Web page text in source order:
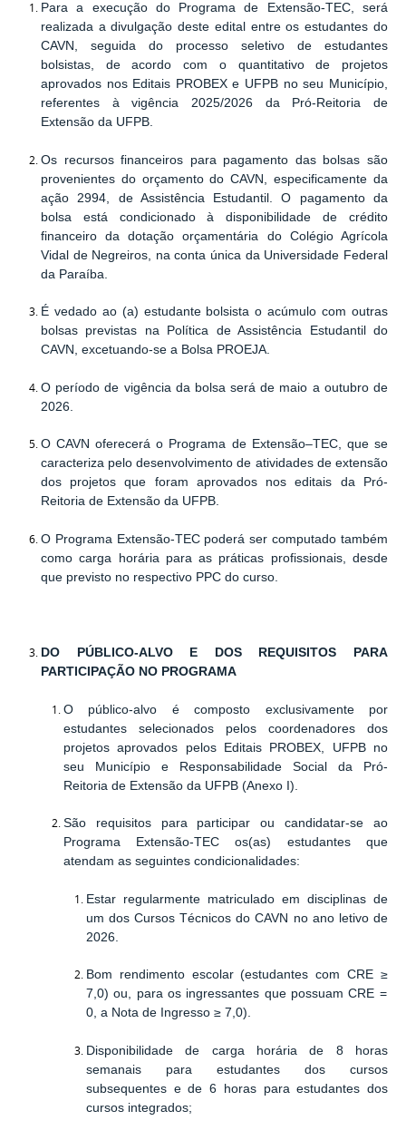
Para a execução do Programa de Extensão-TEC, será
realizada a divulgação deste edital entre os estudantes do
CAVN, seguida do processo seletivo de estudantes
bolsistas, de acordo com o quantitativo de projetos
aprovados nos Editais PROBEX e UFPB no seu Município,
referentes à vigência 2025/2026 daPró-Reitoria de
Extensão da UFPB.
Os recursos financeiros para pagamento das bolsas são
provenientes do orçamento do CAVN, especificamente da
ação 2994, de Assistência Estudantil. O pagamento da
bolsa está condicionado à disponibilidade de crédito
financeiro da dotação orçamentária do Colégio Agrícola
Vidal de Negreiros, na conta única da Universidade Federal
da Paraíba.
É vedado ao (a) estudante bolsista o acúmulo com outras
bolsas previstas na Política de Assistência Estudantil do
CAVN, excetuando-se a Bolsa PROEJA.
O período de vigência da bolsa será de maio a outubro de
2026.
O CAVN oferecerá o Programa de Extensão–TEC, que se
caracteriza pelo desenvolvimento de atividades de extensão
dos projetos que foram aprovados nos editais da Pró-
Reitoria de Extensão da UFPB.
O Programa Extensão-TEC poderá ser computado também
como carga horária para as práticas profissionais, desde
que previsto no respectivo PPC do curso.
DO PÚBLICO-ALVO E DOS REQUISITOS PARA
PARTICIPAÇÃO NO PROGRAMA
O público-alvo é composto exclusivamente por
estudantes selecionados pelos coordenadores dos
projetos aprovados pelos Editais PROBEX, UFPB no
seu Município e Responsabilidade Social da Pró-
Reitoria de Extensão da UFPB (Anexo I).
São requisitos para participar ou candidatar-se
ao
Programa Extensão-TEC os(as) estudantes que
atendam as seguintes condicionalidades:
Estar regularmente matriculado em disciplinas de
um dos Cursos Técnicos do CAVN no ano letivo de
2026.
Bom rendimento escolar (estudantes com CRE ≥
7,0) ou, para os ingressantes que possuam CRE =
0, a Nota de Ingresso ≥7,0).
Disponibilidade de carga horária de 8 horas
semanais para estudantes dos cursos
subsequentes e de 6 horas para estudantes dos
cursos integrados;